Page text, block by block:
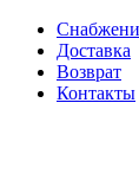
Доставка
Возврат
Контакты